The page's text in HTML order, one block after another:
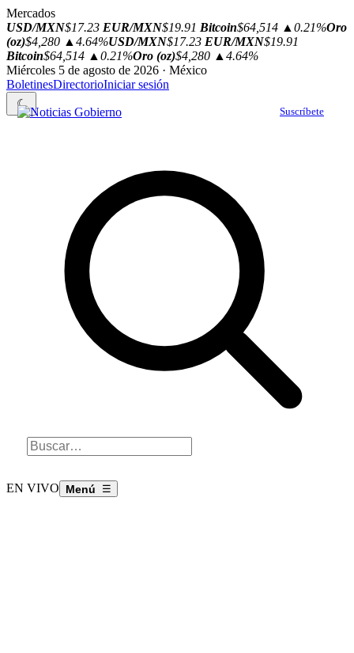
Mercados
USD/MXN$17.23 EUR/MXN$19.91 Bitcoin$64,514 ▲0.21%Oro
(oz)$4,280 ▲4.64%USD/MXN$17.23 EUR/MXN$19.91
Bitcoin$64,514 ▲0.21%Oro (oz)$4,280 ▲4.64%
Miércoles 5 de agosto de 2026 · México
BoletinesDirectorioIniciar sesión
☾
Suscríbete
EN VIVO ☰